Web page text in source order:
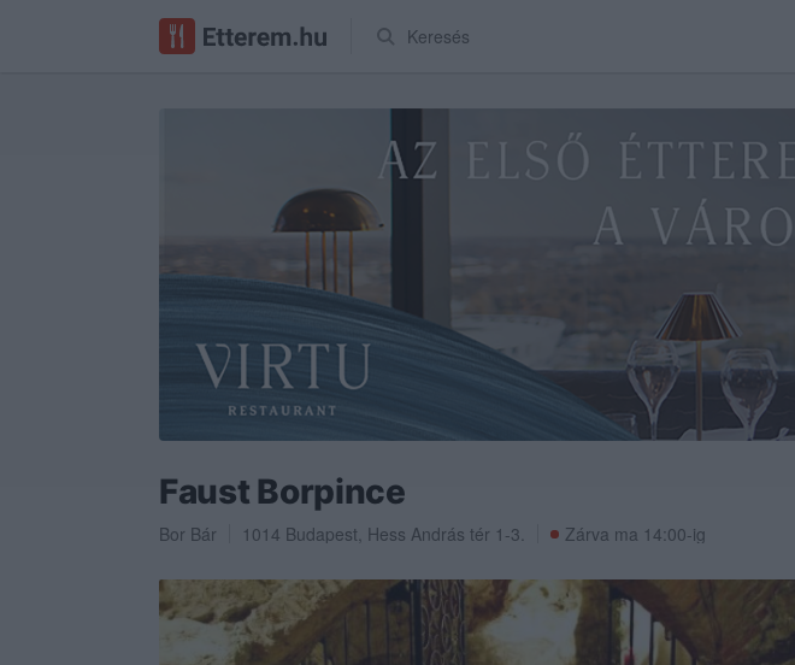
Keresés
Faust Borpince
Bor Bár 1014 Budapest, Hess András tér 1-3. Zárva ma 14:00-ig